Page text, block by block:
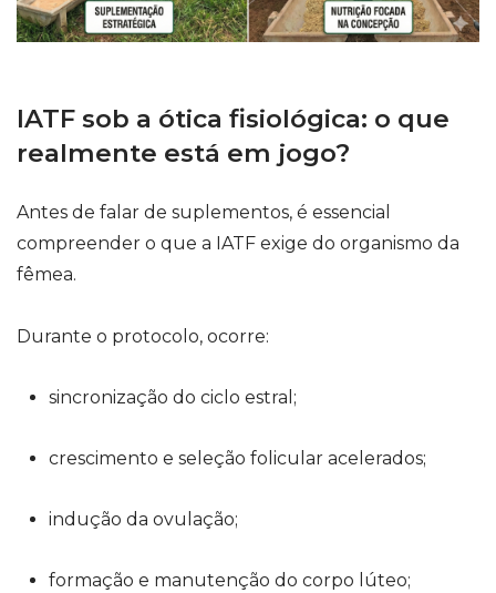
IATF sob a ótica fisiológica: o que
realmente está em jogo?
Antes de falar de suplementos, é essencial
compreender o que a IATF exige do organismo da
fêmea.
Durante o protocolo, ocorre:
sincronização do ciclo estral;
crescimento e seleção folicular acelerados;
indução da ovulação;
formação e manutenção do corpo lúteo;